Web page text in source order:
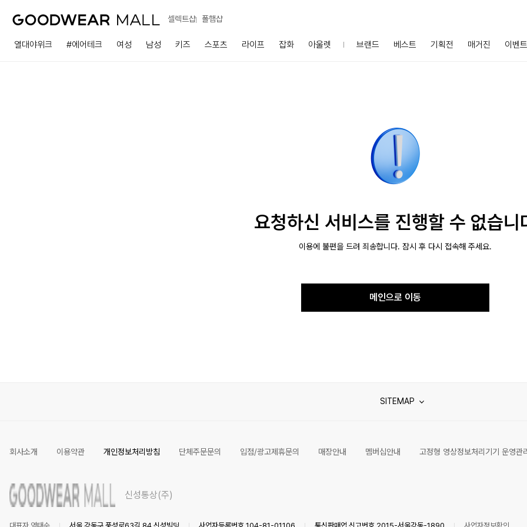
셀렉트샵 폴햄샵
열대야위크 #에어테크 여성 남성 키즈 스포츠 라이프 잡화 아울렛 브랜드 베스트 기획전 매거진 이벤트
요청하신 서비스를 진행할 수 없습니
이용에 불편을 드려 죄송합니다. 잠시 후 다시 접속해 주세요.
메인으로 이동
SITEMAP
회사소개 이용약관 개인정보처리방침 단체주문문의 입점/광고제휴문의 매장안내 멤버십안내 고정형 영상정보처리기기 운영관
신성통상(주)